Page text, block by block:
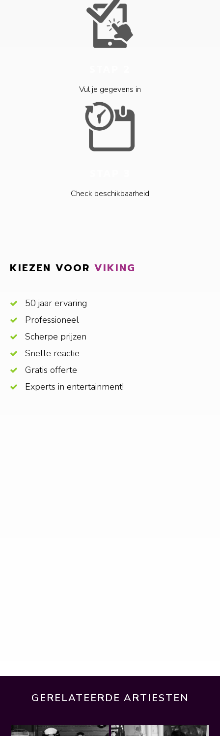
Vul je gegevens in
Check beschikbaarheid
KIEZEN VOOR VIKING
50 jaar ervaring
Professioneel
Scherpe prijzen
Snelle reactie
Gratis offerte
Experts in entertainment!
GERELATEERDE ARTIESTEN